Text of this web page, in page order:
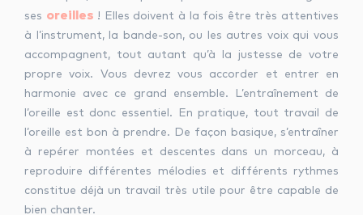
ses oreilles ! Elles doivent à la fois être très attentives
à l’instrument, la bande-son, ou les autres voix qui vous
accompagnent, tout autant qu’à la justesse de votre
propre voix. Vous devrez vous accorder et entrer en
harmonie avec ce grand ensemble. L’entraînement de
l’oreille est donc essentiel. En pratique, tout travail de
l’oreille est bon à prendre. De façon basique, s’entraîner
à repérer montées et descentes dans un morceau, à
reproduire différentes mélodies et différents rythmes
constitue déjà un travail très utile pour être capable de
bien chanter.